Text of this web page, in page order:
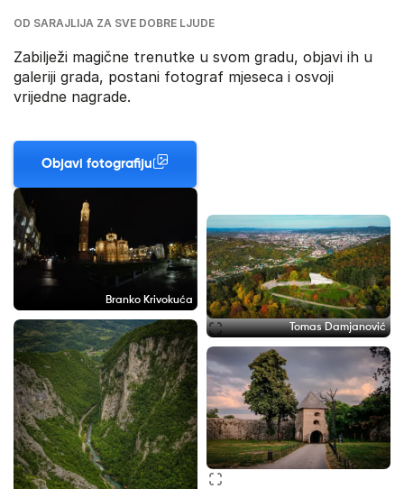
OD SARAJLIJA ZA SVE DOBRE LJUDE
Zabilježi magične trenutke u svom gradu, objavi ih u
galeriji grada, postani fotograf mjeseca i osvoji
vrijedne nagrade.
Objavi fotografiju
Branko Krivokuća
Tomas Damjanović